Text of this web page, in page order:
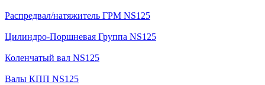
Распредвал/натяжитель ГРМ NS125
Цилиндро-Поршневая Группа NS125
Коленчатый вал NS125
Валы КПП NS125